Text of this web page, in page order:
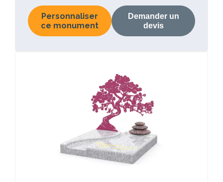
Personnaliser
ce monument
Demander un
devis